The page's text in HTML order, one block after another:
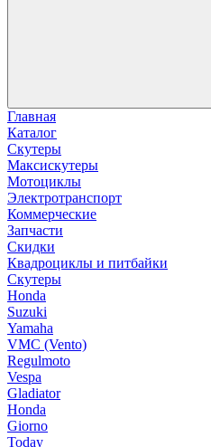
Главная
Каталог
Скутеры
Максискутеры
Мотоциклы
Электротранспорт
Коммерческие
Запчасти
Скидки
Квадроциклы и питбайки
Скутеры
Honda
Suzuki
Yamaha
VMC (Vento)
Regulmoto
Vespa
Gladiator
Honda
Giorno
Today